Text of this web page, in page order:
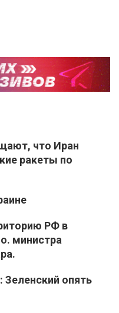
что Иран
ракеты по
РФ в
министра
Зеленский опять